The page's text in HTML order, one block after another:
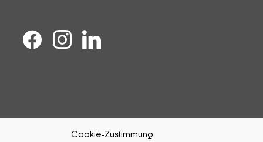
Cookie-Zustimmung